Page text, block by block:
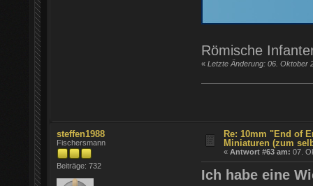
Römische
« Letzte Änderung: 06. Oktober
steffen1988
Fischersmann
Beiträge: 732
Re: 10mm "End of
Miniaturen (zum
«Antwort #63 am: 07.
Ich habe eine